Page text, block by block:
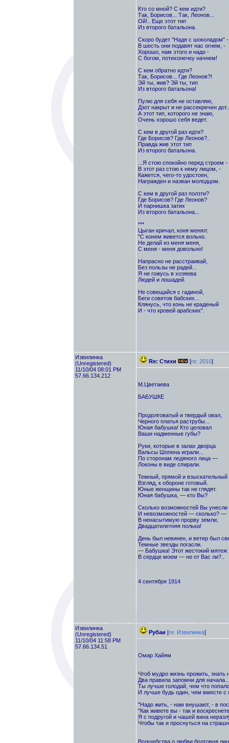
Кто со мной? С кем идти?
Так, Борисов... Так, Леонов...
Ой!.. Еще этот тип
Из второго батальона.
Скоро будет "Надя с шоколадом" -
В шесть они подавят нас огнем, -
Хорошо, нам этого и надо -
С богом, потихонечку начнем!
С кем обратно идти?
Так, Борисов... Где Леонов?!
Эй ты, жив? Эй ты, тип
Из второго батальона!
Пулю для себя не оставляю,
Дзот накрыт и не рассекречен
А этот тип, которого не знаю,
Очень хорошо себя ведет.
С кем в другой раз идти?
Где Борисов? Где Леонов?..
Правда жив этот тип
Из второго батальона.
...Я стою спокойно перед строем -
В этот раз стою к нему лицом, -
Кажется, чего-то удостоен,
Награжден и назван молодцом.
С кем в другой раз ползти?
Где Борисов? Где Леонов?
И парнишка затих
Из второго батальона...
***
Цыган кричал, коня менял:
"С конем живется вольно.
Не делай из меня меня,
С меня - меня довольно!
Напрасно не расстраивай,
Без пользы не радей...
Я не гожусь в хозяева
Людей и лошадей.
Не совещайся с гадиной,
Беги советов бабских...
Клянусь, что конь не краденый
И - что кровей арабских".
Извилинка
(Unregistered)
11/10/04 08:01 PM
57.66.134.212
Re: Стихи [re: 2010]
М.Цветаева
БАБУШКЕ
Продолговатый и твердый овал,
Черного платья раструбы...
Юная бабушка! Кто целовал
Ваши надменные губы?
Руки, которые в залах дворца
Вальсы Шопена играли...
По сторонам ледяного лица —
Локоны в виде спирали.
Темный, прямой и взыскательный
Взгляд, к обороне готовый.
Юные женщины так не глядят.
Юная бабушка, — кто Вы?
Сколько возможностей Вы унесли
И невозможностей — сколько? —
В ненасытимую прорву земли,
Двадцатилетняя полька!
День был невинен, и ветер был
Темные звезды погасли.
— Бабушка! Этот жестокий мятеж
В сердце моем — не от Вас ли?..
4 сентября 1914
Извилинка
(Unregistered)
11/10/04 11:58 PM
57.66.134.51
Рубаи [re: Извилинка]
Омар Хайям
Чтоб мудро жизнь прожить, знать
Два правила запомни для начала...
Ты лучше голодай, чем что
И лучше будь один, чем вместе с
"Надо жить, - нам внушают, - в
"Как живете вы - так и
Я с подругой и чашей вина
Чтобы так и проснуться на
Волшебства о любви болтовня